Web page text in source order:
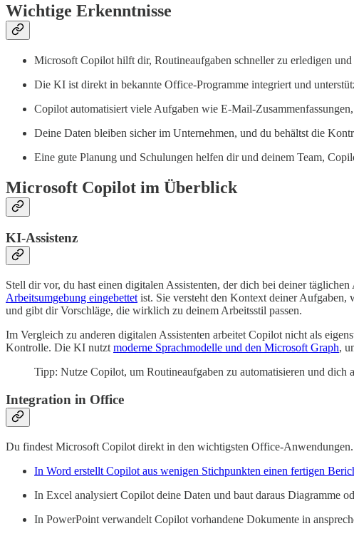
Wichtige Erkenntnisse
Microsoft Copilot hilft dir, Routineaufgaben schneller zu erledigen
Die KI ist direkt in bekannte Office-Programme integriert und
Copilot automatisiert viele Aufgaben wie E-Mail-
Deine Daten bleiben sicher im Unternehmen, und du behältst die
Eine gute Planung und Schulungen helfen dir und deinem Team,
Microsoft Copilot im Überblick
KI-Assistenz
Stell dir vor, du hast einen digitalen Assistenten, der dich bei deiner
Arbeitsumgebung eingebettet ist. Sie versteht den Kontext deiner
und gibt dir Vorschläge, die wirklich zu deinem Arbeitsstil passen.
Im Vergleich zu anderen digitalen Assistenten arbeitet Copilot nicht als
Kontrolle. Die KI nutzt moderne Sprachmodelle und den Microsoft Graph,
Tipp: Nutze Copilot, um Routineaufgaben zu automatisieren und dich
Integration in Office
Du findest Microsoft Copilot direkt in den wichtigsten Office-
In Word erstellt Copilot aus wenigen Stichpunkten einen fertigen
In Excel analysiert Copilot deine Daten und baut daraus Diagramme
In PowerPoint verwandelt Copilot vorhandene Dokumente in